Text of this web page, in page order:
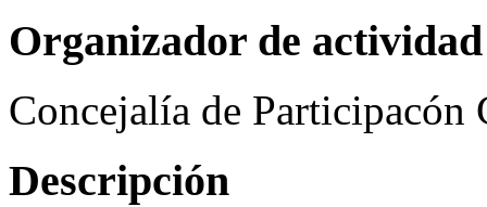
Organizador de actividad
Concejalía de Participacón
Descripción